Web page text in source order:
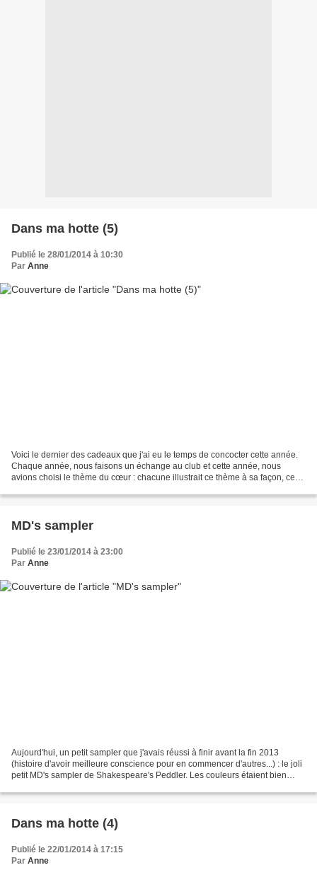
Dans ma hotte (5)
Publié le 28/01/2014 à 10:30
Par Anne
Voici le dernier des cadeaux que j'ai eu le temps de concocter cette année.
Chaque année, nous faisons un échange au club et cette année, nous
avions choisi le thème du cœur : chacune illustrait ce thème à sa façon, ce
MD's sampler
Publié le 23/01/2014 à 23:00
Par Anne
Aujourd'hui, un petit sampler que j'avais réussi à finir avant la fin 2013
(histoire d'avoir meilleure conscience pour en commencer d'autres...) : le joli
petit MD's sampler de Shakespeare's Peddler. Les couleurs étaient bien
Dans ma hotte (4)
Publié le 22/01/2014 à 17:15
Par Anne